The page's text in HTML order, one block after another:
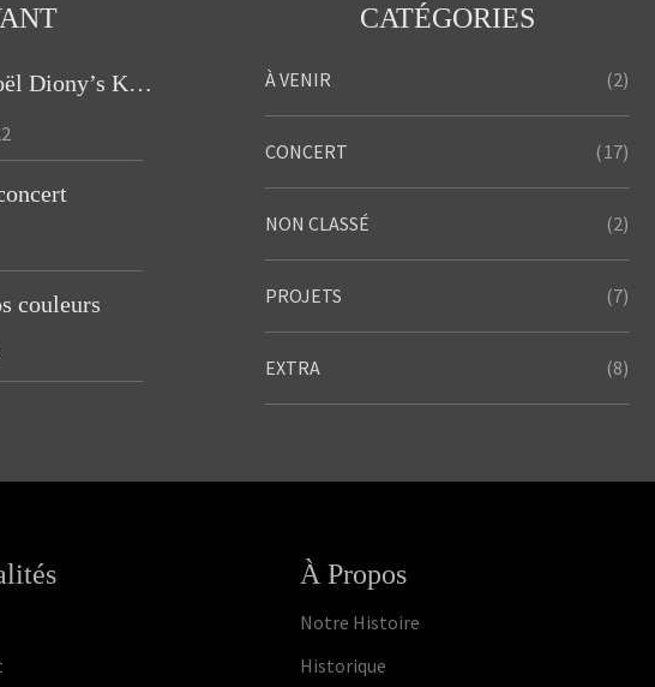
Concert de Noël Diony’s Krismas
couleurs
CATÉGORIES
À VENIR (2)
CONCERT (17)
NON CLASSÉ (2)
PROJETS (7)
EXTRA (8)
À Propos
Notre Histoire
Historique